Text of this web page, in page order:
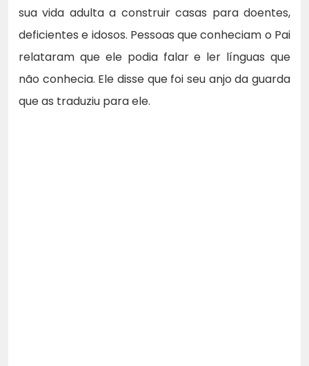
sua vida adulta a construir casas para doentes,
deficientes e idosos. Pessoas que conheciam o Pai
relataram que ele podia falar e ler línguas que
não conhecia. Ele disse que foi seu anjo da guarda
que as traduziu para ele.